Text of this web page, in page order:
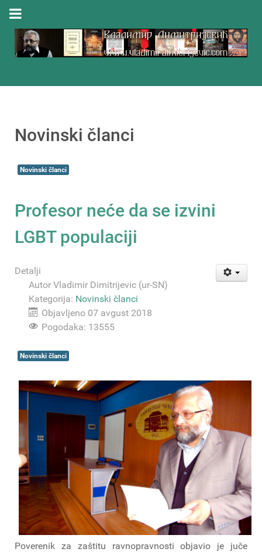
Novinski članci
Novinski članci
Profesor neće da se izvini
LGBT populaciji
Detalji
Autor Vladimir Dimitrijevic (ur-SN)
Kategorija: Novinski članci
Objavljeno 07 avgust 2018
Pogodaka: 13555
Novinski članci
Poverenik za zaštitu ravnopravnosti objavio je juče